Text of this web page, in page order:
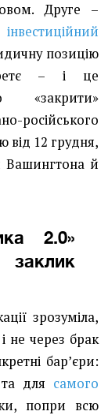
Друге –
інвестиційний
позицію
– і це
«закрити»
російського
від 12 грудня,
Вашингтона й
2.0»
зрозуміла,
не через брак
барʼєри:
для самого
попри всю